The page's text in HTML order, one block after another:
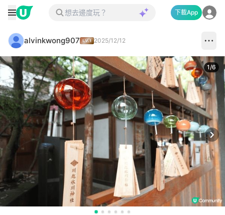
下載App
alvinkwong907 2025/12/12
1/6